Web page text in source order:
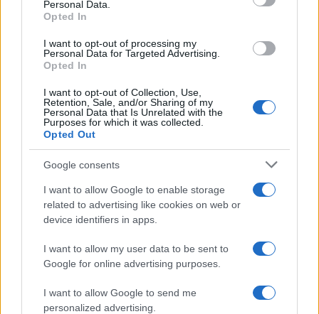
Personal Data.
Opted In
I want to opt-out of processing my
Personal Data for Targeted Advertising.
Opted In
I want to opt-out of Collection, Use,
Retention, Sale, and/or Sharing of my
Personal Data that Is Unrelated with the
Purposes for which it was collected.
Opted Out
Google consents
I want to allow Google to enable storage
related to advertising like cookies on web or
device identifiers in apps.
I want to allow my user data to be sent to
Google for online advertising purposes.
I want to allow Google to send me
personalized advertising.
Γερμανία ενδέχεται να αντιμετωπίσει
καλύψει προσωρινά προχωρώντας σε πρόσθετες
αγορές αμερικανικών μαχητικών F-35 από τη
Lockheed Martin.